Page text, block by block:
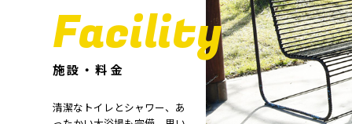
Facility
施設・料金
清潔なトイレとシャワー、あ